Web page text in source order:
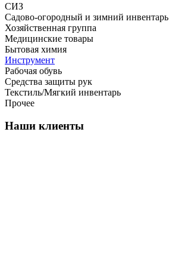
СИЗ
Садово-огородный и зимний инвентарь
Хозяйственная группа
Медицинские товары
Бытовая химия
Инструмент
Рабочая обувь
Средства защиты рук
Текстиль/Мягкий инвентарь
Прочее
Наши клиенты